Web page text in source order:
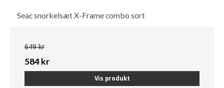
Seac snorkelsæt X-Frame combo sort
649 kr
584 kr
Vis produkt